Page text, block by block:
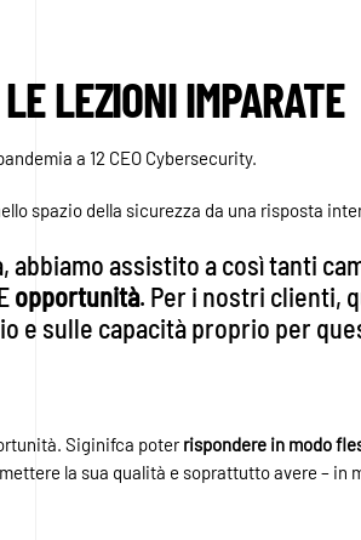
LEZIONI IMPARATE
a 12 CEO Cybersecurity.
spazio della sicurezza da una risposta
assistito a così tanti
opportunità. Per i nostri clienti,
e sulle capacità proprio per
Siginifca poterrispondere in modo
la sua qualità e soprattutto avere – in